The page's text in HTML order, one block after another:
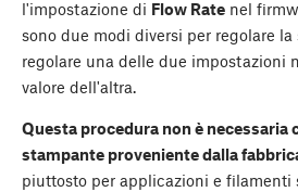
l'impostazione di Flow Rate nel
sono due modi diversi per regolare la
regolare una delle due impostazioni
valore dell'altra.
Questa procedura non è necessaria
stampante proveniente dalla
piuttosto per applicazioni e filamenti